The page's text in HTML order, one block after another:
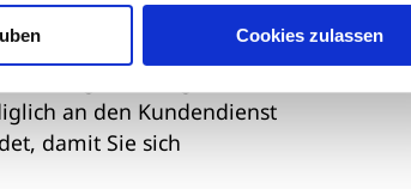
Cookies zulassen
stellen und vieles
Verlauf Ihrer
Registrierung und der
an den Kundendienst
damit Sie sich